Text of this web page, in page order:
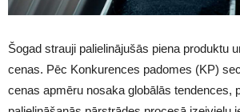
Šogad strauji palielinājušās piena produktu
cenas. Pēc Konkurences padomes (KP)
cenas apmēru nosaka globālās tendences,